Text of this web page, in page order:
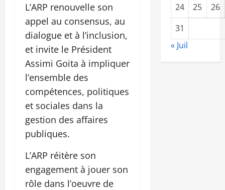
L’ARP renouvelle son
appel au consensus, au
dialogue et à l’inclusion,
et invite le Président
Assimi Goita à impliquer
l’ensemble des
compétences, politiques
et sociales dans la
gestion des affaires
publiques.
L’ARP réitère son
engagement à jouer son
rôle dans l’oeuvre de
24
25
26
31
« Juil